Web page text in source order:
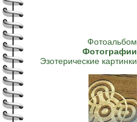
Фотоальбом
Фотографии
Эзотерические картинки